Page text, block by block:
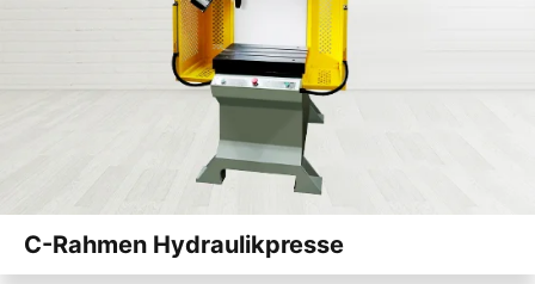
C-Rahmen Hydraulikpresse